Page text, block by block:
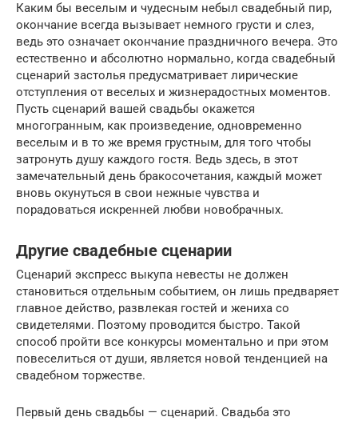
Каким бы веселым и чудесным небыл свадебный пир,
окончание всегда вызывает немного грусти и слез,
ведь это означает окончание праздничного вечера. Это
естественно и абсолютно нормально, когда свадебный
сценарий застолья предусматривает лирические
отступления от веселых и жизнерадостных моментов.
Пусть сценарий вашей свадьбы окажется
многогранным, как произведение, одновременно
веселым и в то же время грустным, для того чтобы
затронуть душу каждого гостя. Ведь здесь, в этот
замечательный день бракосочетания, каждый может
вновь окунуться в свои нежные чувства и
порадоваться искренней любви новобрачных.
Другие свадебные сценарии
Сценарий экспресс выкупа невесты не должен
становиться отдельным событием, он лишь предваряет
главное действо, развлекая гостей и жениха со
свидетелями. Поэтому проводится быстро. Такой
способ пройти все конкурсы моментально и при этом
повеселиться от души, является новой тенденцией на
свадебном торжестве.
Первый день свадьбы — сценарий. Свадьба это